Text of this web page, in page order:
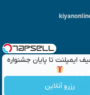
رزرو آنلاین